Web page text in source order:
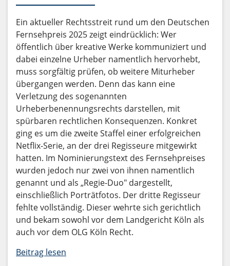
Ein aktueller Rechtsstreit rund um den Deutschen
Fernsehpreis 2025 zeigt eindrücklich: Wer
öffentlich über kreative Werke kommuniziert und
dabei einzelne Urheber namentlich hervorhebt,
muss sorgfältig prüfen, ob weitere Miturheber
übergangen werden. Denn das kann eine
Verletzung des sogenannten
Urheberbenennungsrechts darstellen, mit
spürbaren rechtlichen Konsequenzen. Konkret
ging es um die zweite Staffel einer erfolgreichen
Netflix-Serie, an der drei Regisseure mitgewirkt
hatten. Im Nominierungstext des Fernsehpreises
wurden jedoch nur zwei von ihnen namentlich
genannt und als „Regie-Duo" dargestellt,
einschließlich Porträtfotos. Der dritte Regisseur
fehlte vollständig. Dieser wehrte sich gerichtlich
und bekam sowohl vor dem Landgericht Köln als
auch vor dem OLG Köln Recht.
Beitrag lesen